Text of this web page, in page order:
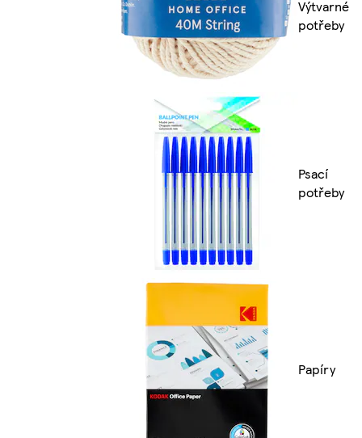
Výtvarné
potřeby
Psací
potřeby
Papíry